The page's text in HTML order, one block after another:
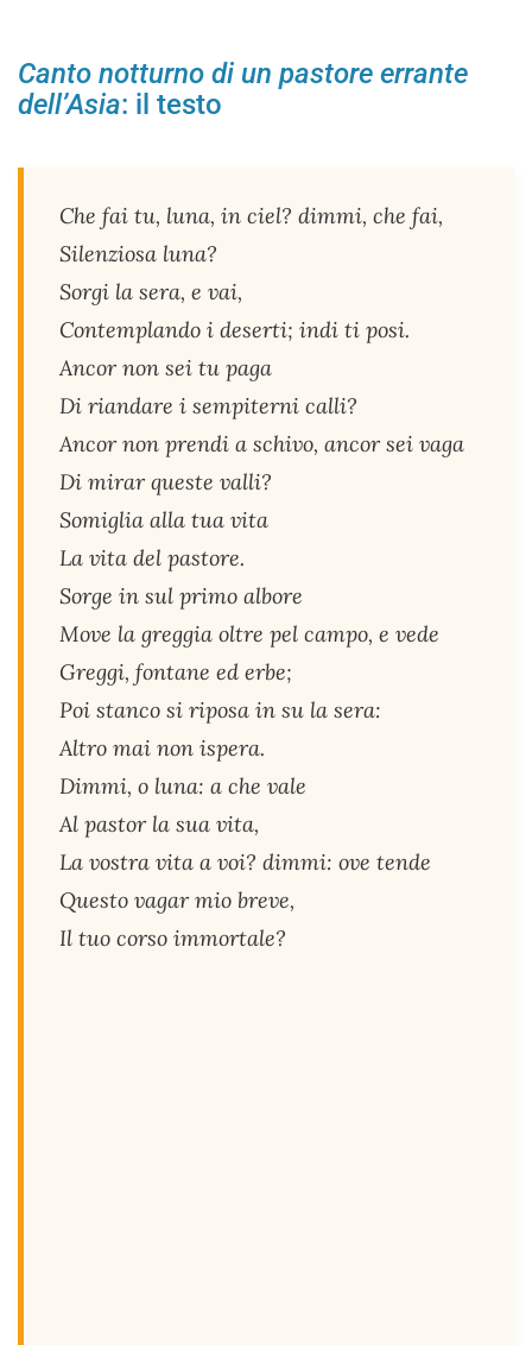
Canto notturno di un pastore errante
dell’Asia: il testo
Che fai tu, luna, in ciel? dimmi, che fai,
Silenziosa luna?
Sorgi la sera, e vai,
Contemplando i deserti; indi ti posi.
Ancor non sei tu paga
Di riandare i sempiterni calli?
Ancor non prendi a schivo, ancor sei vaga
Di mirar queste valli?
Somiglia alla tua vita
La vita del pastore.
Sorge in sul primo albore
Move la greggia oltre pel campo, e vede
Greggi, fontane ed erbe;
Poi stanco si riposa in su la sera:
Altro mai non ispera.
Dimmi, o luna: a che vale
Al pastor la sua vita,
La vostra vita a voi? dimmi: ove tende
Questo vagar mio breve,
Il tuo corso immortale?